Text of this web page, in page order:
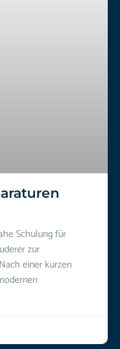
Schulung für
zur
einer kurzen